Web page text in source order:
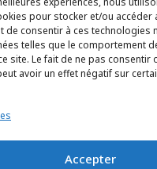
pour stocker et/ou accéder
de consentir à ces technologies
telles que le comportement
site. Le fait de ne pas consentir
avoir un effet négatif sur
Accepter